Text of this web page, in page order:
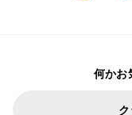
何かお